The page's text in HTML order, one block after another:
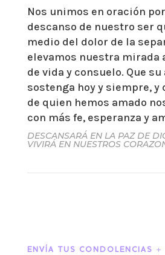
Nos unimos en oración
descanso de nuestro ser
medio del dolor de la
elevamos nuestra mirada
de vida y consuelo. Que
sostenga hoy y siempre, y
de quien hemos amado
con más fe, esperanza y
DESCANSARÁ EN LA PAZ DE
VIVIRÁ EN NUESTROS
ENVÍA TUS CONDOLENCIAS